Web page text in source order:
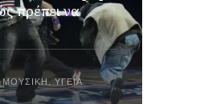
πρέπει να
ΜΟΥΣΙΚΉ,ΥΓΕΊΑ